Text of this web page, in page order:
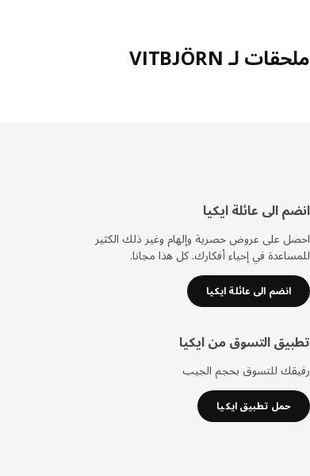
ملحقات لـ VITBJÖRN
أسفل
الصفحة
انضم الى عائلة ايكيا
احصل على عروض حصرية وإلهام وغير ذلك الكثير
للمساعدة في إحياء أفكارك. كل هذا مجانا.
انضم الى عائلة ايكيا
تطبيق التسوق من ايكيا
رفيقك للتسوق بحجم الجيب
حمل تطبيق ايكيا